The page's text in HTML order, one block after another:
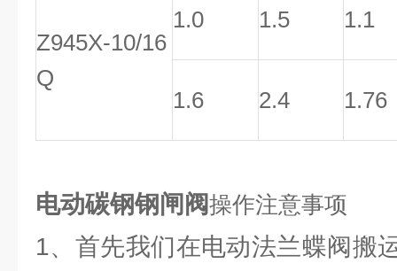
Z945X-10/16
Q
1.0 1.5 1.1
1.6 2.4 1.76
电动碳钢钢闸阀操作注意事项
1、首先我们在电动法兰蝶阀搬